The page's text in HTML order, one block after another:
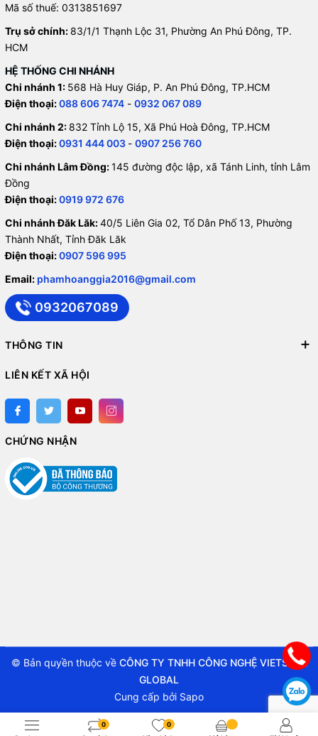
Mã số thuế: 0313851697
Trụ sở chính: 83/1/1 Thạnh Lộc 31, Phường An Phú Đông, TP.
HCM
HỆ THỐNG CHI NHÁNH
Chi nhánh 1: 568 Hà Huy Giáp, P. An Phú Đông, TP.HCM
Điện thoại:088 606 7474 - 0932 067 089
Chi nhánh 2: 832 Tỉnh Lộ 15, Xã Phú Hoà Đông, TP.HCM
Điện thoại:0931 444 003 - 0907 256 760
Chi nhánh Lâm Đồng:145 đường độc lập, xã Tánh Linh, tỉnh Lâm
Đồng
Điện thoại:0919 972 676
Chi nhánh Đăk Lăk:40/5 Liên Gia 02, Tổ Dân Phố 13, Phường
Thành Nhất, Tỉnh Đăk Lăk
Điện thoại:0907 596 995
Email: phamhoanggia2016@gmail.com
0932067089
THÔNG TIN
LIÊN KẾT XÃ HỘI
CHỨNG NHẬN
© Bản quyền thuộc về CÔNG TY TNHH CÔNG NGHỆ VIETSTAR
GLOBAL
Cung cấp bởi Sapo
0 0